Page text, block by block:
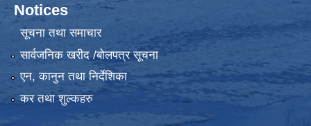
Notices
सूचना तथा समाचार
सार्वजनिक खरीद /बोलपत्र सूचना
एन, कानुन तथा निर्देशिका
कर तथा शुल्कहरु